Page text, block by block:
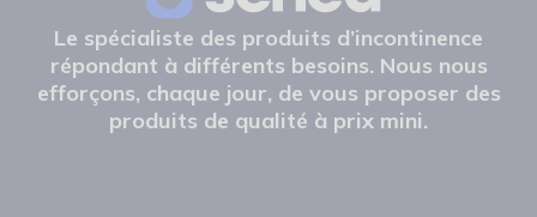
Le spécialiste des produits d’incontinence
répondant à différents besoins. Nous nous
efforçons, chaque jour, de vous proposer des
produits de qualité à prix mini.